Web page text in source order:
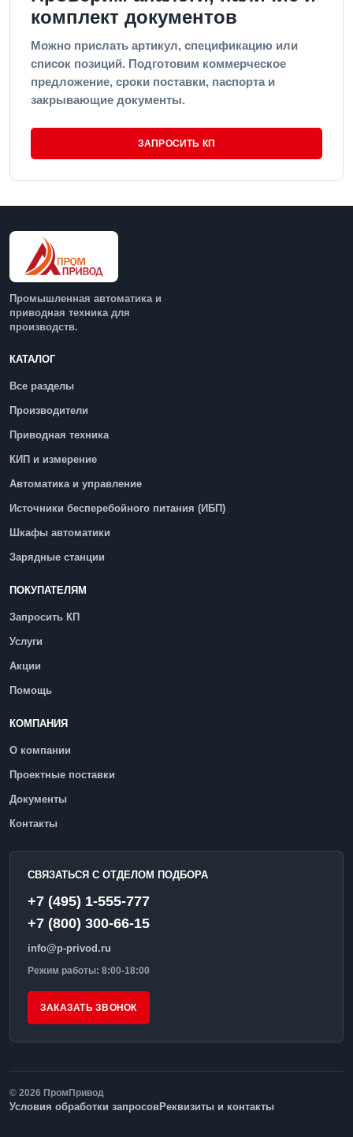
комплект документов
Можно прислать артикул, спецификацию или
список позиций. Подготовим коммерческое
предложение, сроки поставки, паспорта и
закрывающие документы.
ЗАПРОСИТЬ КП
Промышленная автоматика и
приводная техника для
производств.
КАТАЛОГ
Все разделы
Производители
Приводная техника
КИП и измерение
Автоматика и управление
Источники бесперебойного питания (ИБП)
Шкафы автоматики
Зарядные станции
ПОКУПАТЕЛЯМ
Запросить КП
Услуги
Акции
Помощь
КОМПАНИЯ
О компании
Проектные поставки
Документы
Контакты
СВЯЗАТЬСЯ С ОТДЕЛОМ ПОДБОРА
+7 (495) 1-555-777
+7 (800) 300-66-15
info@p-privod.ru
Режим работы: 8:00-18:00
ЗАКАЗАТЬ ЗВОНОК
© 2026 ПромПривод
Условия обработки запросовРеквизиты и контакты